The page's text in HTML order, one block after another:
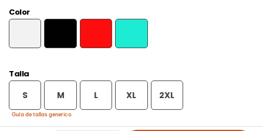
Color
Talla
S M L XL 2XL
Guía de tallas generico